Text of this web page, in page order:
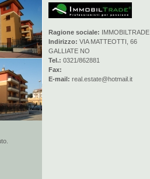
Ragione sociale: IMMOBILTRADE
Indirizzo: VIA MATTEOTTI, 66
GALLIATE NO
Tel.: 0321/862881
Fax:
E-mail: real.estate@hotmail.it